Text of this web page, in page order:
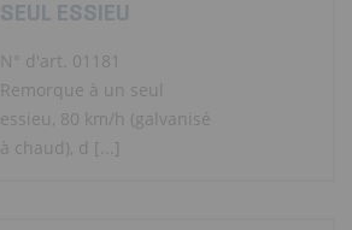
SEUL ESSIEU
N° d'art. 01181
Remorque à un seul
essieu, 80 km/h (galvanisé
à chaud), d [...]